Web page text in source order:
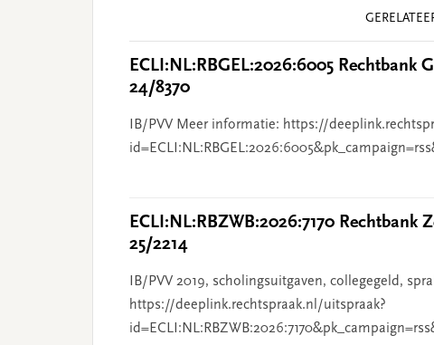
ECLI:NL:RBGEL:2026:6005 Rechtbank
24/8370
IB/PVV Meer informatie: https://
ECLI:NL:RBZWB:2026:7170 Rechtbank
25/2214
IB/PVV 2019, scholingsuitgaven, collegegeld,
https://deeplink.rechtspraak.nl/uitspraak?